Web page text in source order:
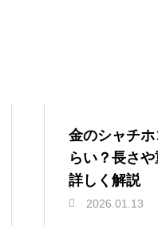
金のシャチホ
らい？長さ
詳しく解説
2026.01.13